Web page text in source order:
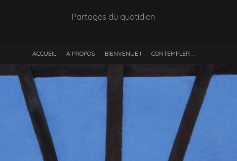
Partages du quotidien
ACCUEIL À PROPOS BIENVENUE ! CONTEMPLER …